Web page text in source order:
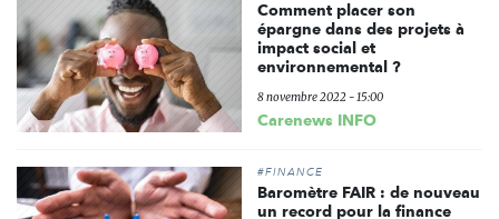
Comment placer son
épargne dans des projets à
impact social et
environnemental ?
8 novembre 2022 - 15:00
Carenews INFO
#FINANCE
Baromètre FAIR : de nouveau
un record pour la finance